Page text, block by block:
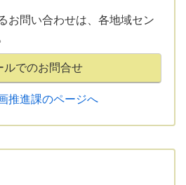
お問い合わせは、各地域セン
推進課のページへ